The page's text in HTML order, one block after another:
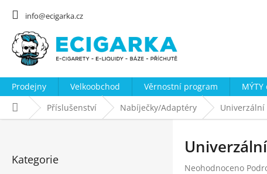
info@ecigarka.cz
Prodejny Velkoobchod Věrnostní program
Domů Příslušenství Nabíječky/Adaptéry Univerzální
kategorie
Kategorie
Průměrné
Neohodnoceno